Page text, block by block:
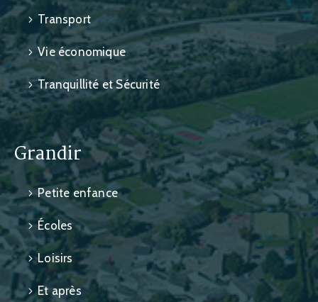
Transport
Vie économique
Tranquillité et Sécurité
Grandir
Petite enfance
Écoles
Loisirs
Et après